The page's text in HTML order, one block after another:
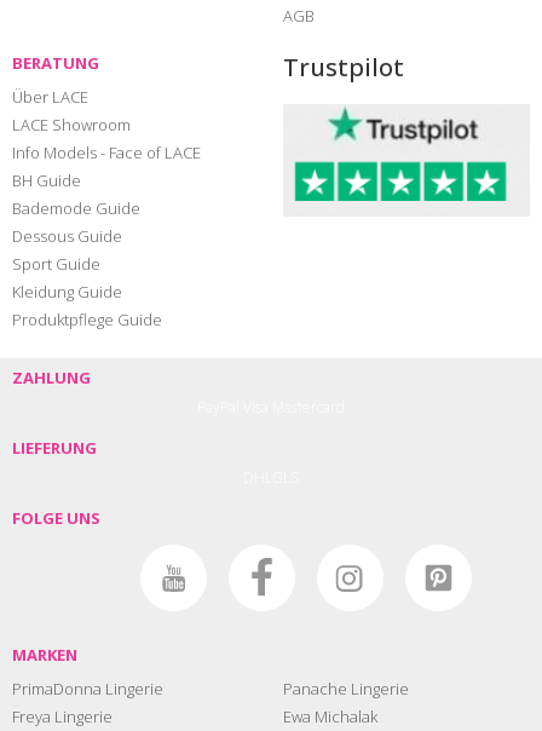
AGB
BERATUNG
Über LACE
LACE Showroom
Info Models - Face of LACE
BH Guide
Bademode Guide
Dessous Guide
Sport Guide
Kleidung Guide
Produktpflege Guide
Trustpilot
ZAHLUNG
LIEFERUNG
FOLGE UNS
MARKEN
PrimaDonna Lingerie
Freya Lingerie
Panache Lingerie
Ewa Michalak